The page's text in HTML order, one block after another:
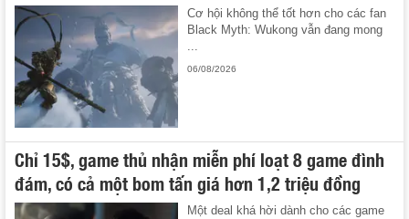
Cơ hội không thể tốt hơn cho các fan
Black Myth: Wukong vẫn đang mong
06/08/2026
Chỉ 15$, game thủ nhận miễn phí loạt 8 game đình
đám, có cả một bom tấn giá hơn 1,2 triệu đồng
Một deal khá hời dành cho các game